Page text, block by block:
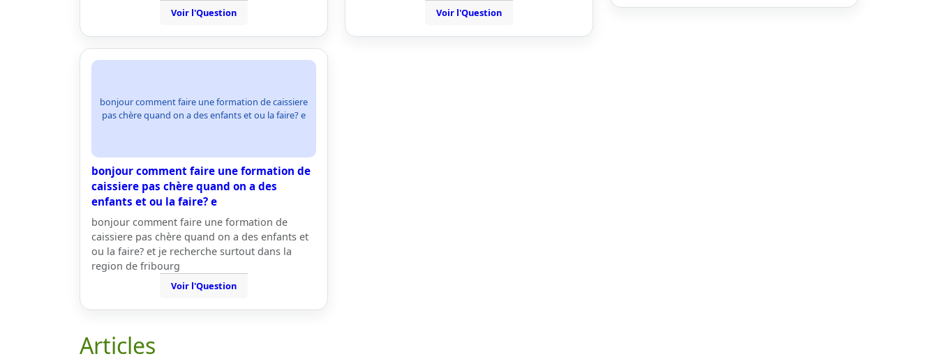
Voir l'Question Voir l'Question
bonjour comment faire une formation de caissiere
pas chère quand on a des enfants et ou la faire? e
bonjour comment faire une formation de
caissiere pas chère quand on a des
enfants et ou la faire? e
bonjour comment faire une formation de
caissiere pas chère quand on a des enfants et
ou la faire? et je recherche surtout dans la
region de fribourg
Voir l'Question
Articles